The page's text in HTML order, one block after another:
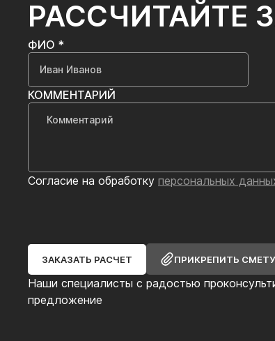
РАССЧИТАЙТЕ
Наши специалисты с радостью
предложение
ФИО *
КОММЕНТАРИЙ
Согласие на обработку персональных
ЗАКАЗАТЬ РАСЧЕТ ПРИКРЕПИТЬ СМЕТУ